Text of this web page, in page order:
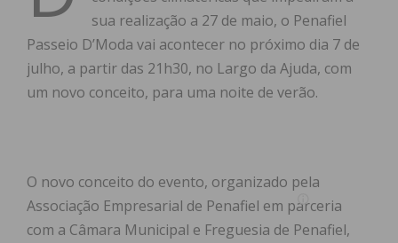
sua realização a 27 de maio, o Penafiel
Passeio D’Moda vai acontecer no próximo dia 7 de
julho, a partir das 21h30, no Largo da Ajuda, com
um novo conceito, para uma noite de verão.
O novo conceito do evento, organizado pela
Associação Empresarial de Penafiel em parceria
com a Câmara Municipal e Freguesia de Penafiel,